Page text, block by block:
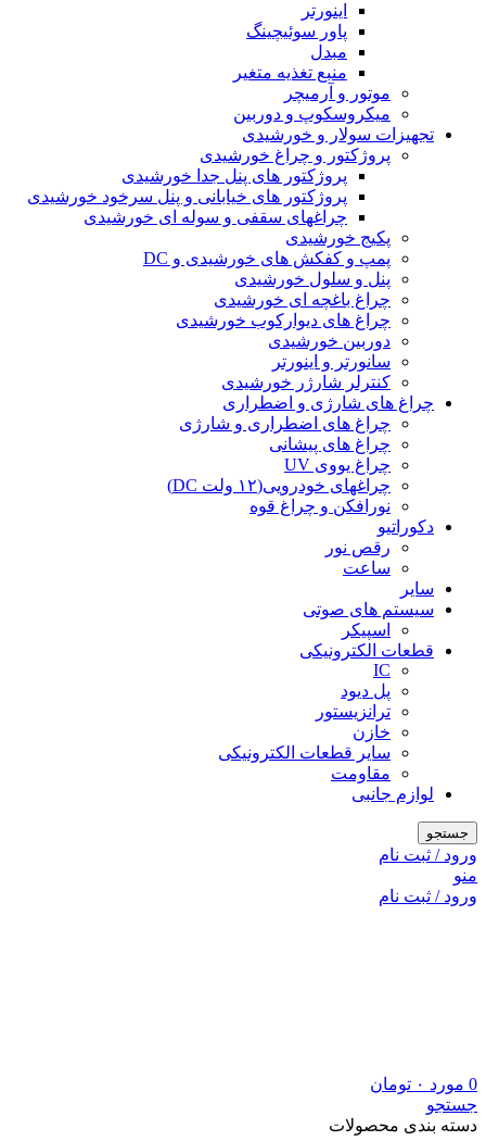
اینورتر
پاور سوئیچینگ
مبدل
منبع تغذیه متغیر
موتور و آرمیچر
میکروسکوپ و دوربین
تجهیزات سولار و خورشیدی
پروژکتور و چراغ خورشیدی
پروژکتور های پنل جدا خورشیدی
پروژکتور های خیابانی و پنل سرخود خورشیدی
چراغهای سقفی و سوله ای خورشیدی
پکیج خورشیدی
پمپ و کفکش های خورشیدی و DC
پنل و سلول خورشیدی
چراغ باغچه ای خورشیدی
چراغ های دیوارکوب خورشیدی
دوربین خورشیدی
سانورتر و اینورتر
کنترلر شارژر خورشیدی
چراغ های شارژی و اضطراری
چراغ های اضطراری و شارژی
چراغ های پیشانی
چراغ یووی UV
چراغهای خودرویی(۱۲ ولت DC)
نورافکن و چراغ قوه
دکوراتیو
رقص نور
ساعت
سایر
سیستم های صوتی
اسپیکر
قطعات الکترونیکی
IC
پل دیود
ترانزیستور
خازن
سایر قطعات الکترونیکی
مقاومت
لوازم جانبی
جستجو
ورود / ثبت نام
منو
ورود / ثبت نام
0 مورد ۰ تومان
جستجو
دسته بندی محصولات